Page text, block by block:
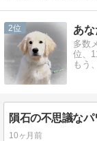
2
多数
位、
もう
10ヶ月前